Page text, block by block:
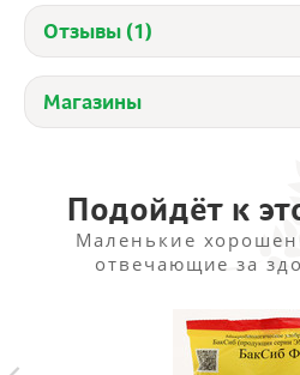
Отзывы (1)
Магазины
Подойдёт к
Маленькие
отвечающие за